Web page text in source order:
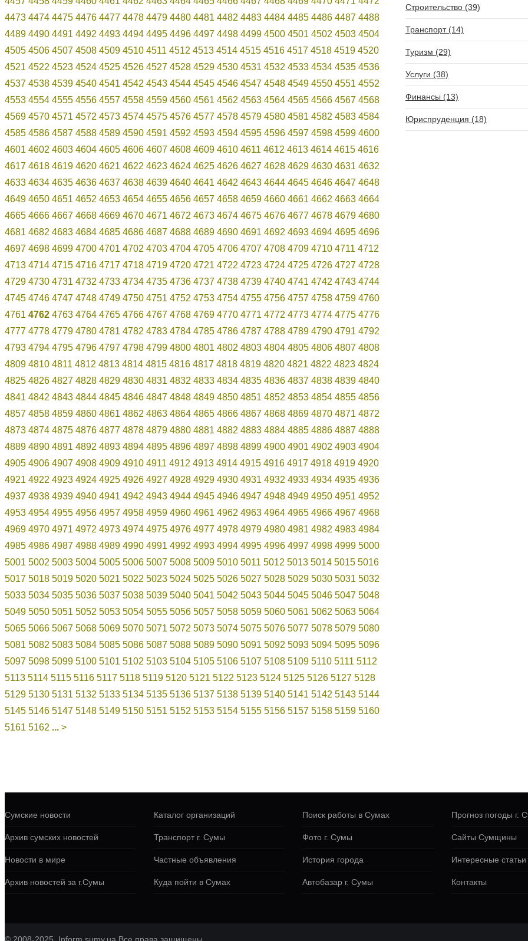
4473 4474 4475 4476 4477 4478 4479 4480 4481 4482 4483 4484 4485 4486 4487 4488
4489 4490 4491 4492 4493 4494 4495 4496 4497 4498 4499 4500 4501 4502 4503 4504
4505 4506 4507 4508 4509 4510 4511 4512 4513 4514 4515 4516 4517 4518 4519 4520
4521 4522 4523 4524 4525 4526 4527 4528 4529 4530 4531 4532 4533 4534 4535 4536
4537 4538 4539 4540 4541 4542 4543 4544 4545 4546 4547 4548 4549 4550 4551 4552
4553 4554 4555 4556 4557 4558 4559 4560 4561 4562 4563 4564 4565 4566 4567 4568
4569 4570 4571 4572 4573 4574 4575 4576 4577 4578 4579 4580 4581 4582 4583 4584
4585 4586 4587 4588 4589 4590 4591 4592 4593 4594 4595 4596 4597 4598 4599 4600
4601 4602 4603 4604 4605 4606 4607 4608 4609 4610 4611 4612 4613 4614 4615 4616
4617 4618 4619 4620 4621 4622 4623 4624 4625 4626 4627 4628 4629 4630 4631 4632
4633 4634 4635 4636 4637 4638 4639 4640 4641 4642 4643 4644 4645 4646 4647 4648
4649 4650 4651 4652 4653 4654 4655 4656 4657 4658 4659 4660 4661 4662 4663 4664
4665 4666 4667 4668 4669 4670 4671 4672 4673 4674 4675 4676 4677 4678 4679 4680
4681 4682 4683 4684 4685 4686 4687 4688 4689 4690 4691 4692 4693 4694 4695 4696
4697 4698 4699 4700 4701 4702 4703 4704 4705 4706 4707 4708 4709 4710 4711 4712
4713 4714 4715 4716 4717 4718 4719 4720 4721 4722 4723 4724 4725 4726 4727 4728
4729 4730 4731 4732 4733 4734 4735 4736 4737 4738 4739 4740 4741 4742 4743 4744
4745 4746 4747 4748 4749 4750 4751 4752 4753 4754 4755 4756 4757 4758 4759 4760
4761 4762 4763 4764 4765 4766 4767 4768 4769 4770 4771 4772 4773 4774 4775 4776
4777 4778 4779 4780 4781 4782 4783 4784 4785 4786 4787 4788 4789 4790 4791 4792
4793 4794 4795 4796 4797 4798 4799 4800 4801 4802 4803 4804 4805 4806 4807 4808
4809 4810 4811 4812 4813 4814 4815 4816 4817 4818 4819 4820 4821 4822 4823 4824
4825 4826 4827 4828 4829 4830 4831 4832 4833 4834 4835 4836 4837 4838 4839 4840
4841 4842 4843 4844 4845 4846 4847 4848 4849 4850 4851 4852 4853 4854 4855 4856
4857 4858 4859 4860 4861 4862 4863 4864 4865 4866 4867 4868 4869 4870 4871 4872
4873 4874 4875 4876 4877 4878 4879 4880 4881 4882 4883 4884 4885 4886 4887 4888
4889 4890 4891 4892 4893 4894 4895 4896 4897 4898 4899 4900 4901 4902 4903 4904
4905 4906 4907 4908 4909 4910 4911 4912 4913 4914 4915 4916 4917 4918 4919 4920
4921 4922 4923 4924 4925 4926 4927 4928 4929 4930 4931 4932 4933 4934 4935 4936
4937 4938 4939 4940 4941 4942 4943 4944 4945 4946 4947 4948 4949 4950 4951 4952
4953 4954 4955 4956 4957 4958 4959 4960 4961 4962 4963 4964 4965 4966 4967 4968
4969 4970 4971 4972 4973 4974 4975 4976 4977 4978 4979 4980 4981 4982 4983 4984
4985 4986 4987 4988 4989 4990 4991 4992 4993 4994 4995 4996 4997 4998 4999 5000
5001 5002 5003 5004 5005 5006 5007 5008 5009 5010 5011 5012 5013 5014 5015 5016
5017 5018 5019 5020 5021 5022 5023 5024 5025 5026 5027 5028 5029 5030 5031 5032
5033 5034 5035 5036 5037 5038 5039 5040 5041 5042 5043 5044 5045 5046 5047 5048
5049 5050 5051 5052 5053 5054 5055 5056 5057 5058 5059 5060 5061 5062 5063 5064
5065 5066 5067 5068 5069 5070 5071 5072 5073 5074 5075 5076 5077 5078 5079 5080
5081 5082 5083 5084 5085 5086 5087 5088 5089 5090 5091 5092 5093 5094 5095 5096
5097 5098 5099 5100 5101 5102 5103 5104 5105 5106 5107 5108 5109 5110 5111 5112
5113 5114 5115 5116 5117 5118 5119 5120 5121 5122 5123 5124 5125 5126 5127 5128
5129 5130 5131 5132 5133 5134 5135 5136 5137 5138 5139 5140 5141 5142 5143 5144
5145 5146 5147 5148 5149 5150 5151 5152 5153 5154 5155 5156 5157 5158 5159 5160
5161 5162 ... >
Строительство (39)
Транспорт (14)
Туризм (29)
Услуги (38)
Финансы (13)
Юриспруденция (18)
Сумские новости
Архив сумских новостей
Новости в мире
Архив новостей за г.Сумы
Каталог организаций
Транспорт г. Сумы
Частные объявления
Куда пойти в Сумах
Поиск работы в Сумах
Фото г. Сумы
История города
Автобазар г. Сумы
Прогноз погоды г.
Сайты Сумщины
Интересные статьи
Контакты